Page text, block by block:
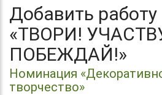
Добавить работу
«ТВОРИ!
ПОБЕЖДАЙ!»
Номинация
творчество»